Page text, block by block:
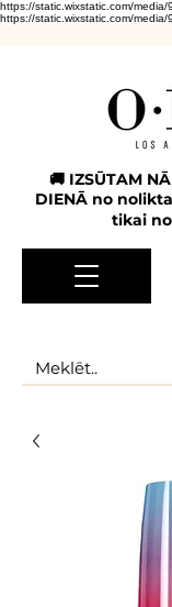
https://static.wixstatic.com/
https://static.wixstatic.com/
🚚 IZSŪTAM
DIENĀ no
tikai no